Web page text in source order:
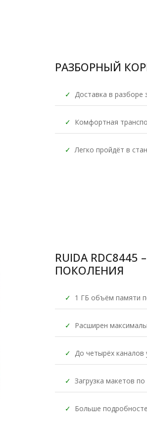
РАЗБОРНЫЙ
✓ Доставка в разборе
✓ Комфортная
✓ Легко пройдёт в
RUIDA
ПОКОЛЕНИЯ
✓ 1 ГБ объём памяти
✓ Расширен
✓ До четырёх
✓ Загрузка макетов
✓ Больше